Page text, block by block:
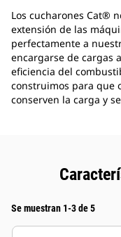
Los cucharones Cat®
extensión de las
perfectamente a
encargarse de cargas
eficiencia del
construimos para que
conserven la carga y
Se muestran 1-3 de 5